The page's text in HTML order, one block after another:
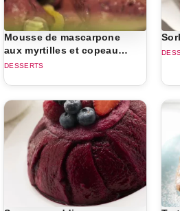
Mousse de mascarpone
aux myrtilles et copeaux
de chocolat noir
DESSERTS